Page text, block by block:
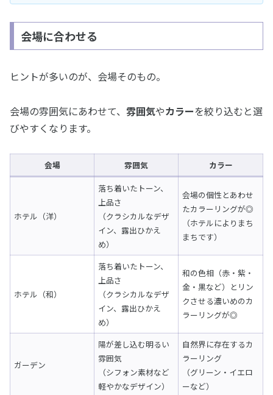
会場に合わせる
ヒントが多いのが、会場そのもの。
会場の雰囲気にあわせて、 雰囲気やカラーを絞り込むと選
びやすくなります。
会場 雰囲気 カラー
ホテル（洋）
落ち着いたトーン、
上品さ
（クラシカルなデザ
イン、露出ひかえ
め）
会場の個性とあわせ
たカラーリングが◎
（ホテルによりまち
まちです）
ホテル（和）
落ち着いたトーン、
上品さ
（クラシカルなデザ
イン、露出ひかえ
め）
和の色相（赤・紫・
金・黒など）とリン
クさせる濃いめのカ
ラーリングが◎
ガーデン
陽が差し込む明るい
雰囲気
（シフォン素材など
軽やかなデザイン）
自然界に存在するカ
ラーリング
（グリーン・イエロ
ーなど）